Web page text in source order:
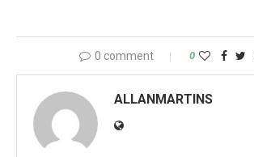
0 comment 0
ALLANMARTINS